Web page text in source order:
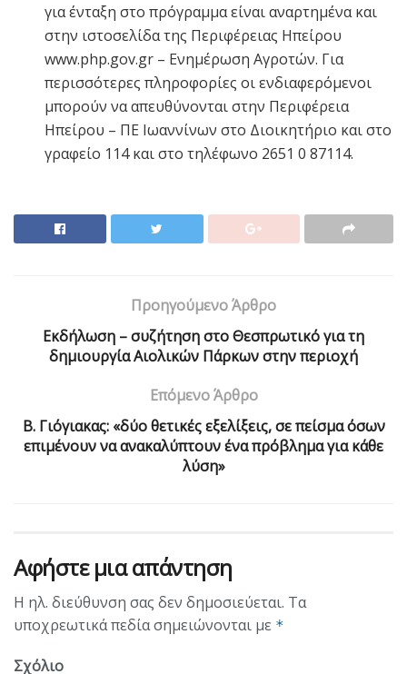
για ένταξη στο πρόγραμμα είναι αναρτημένα και
στην ιστοσελίδα της Περιφέρειας Ηπείρου
www.php.gov.gr – Ενημέρωση Αγροτών. Για
περισσότερες πληροφορίες οι ενδιαφερόμενοι
μπορούν να απευθύνονται στην Περιφέρεια
Ηπείρου – ΠΕ Ιωαννίνων στο Διοικητήριο και στο
γραφείο 114 και στο τηλέφωνο 2651 0 87114.
Προηγούμενο Άρθρο
Εκδήλωση – συζήτηση στο Θεσπρωτικό για τη
δημιουργία Αιολικών Πάρκων στην περιοχή
Επόμενο Άρθρο
Β. Γιόγιακας: «δύο θετικές εξελίξεις, σε πείσμα όσων
επιμένουν να ανακαλύπτουν ένα πρόβλημα για κάθε
λύση»
Αφήστε μια απάντηση
Η ηλ. διεύθυνση σας δεν δημοσιεύεται. Τα
υποχρεωτικά πεδία σημειώνονται με *
Σχόλιο